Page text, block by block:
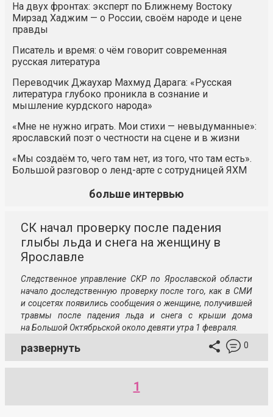
На двух фронтах: эксперт по Ближнему Востоку
Мирзад Хаджим — о России, своём народе и цене
правды
Писатель и время: о чём говорит современная
русская литература
Переводчик Джаухар Махмуд Дарага: «Русская
литература глубоко проникла в сознание и
мышление курдского народа»
«Мне не нужно играть. Мои стихи — невыдуманные»:
ярославский поэт о честности на сцене и в жизни
«Мы создаём то, чего там нет, из того, что там есть».
Большой разговор о ленд-арте с сотрудницей ЯХМ
больше интервью
СК начал проверку после падения
глыбы льда и снега на женщину в
Ярославле
Следственное управление СКР по Ярославской области
начало доследственную проверку после того, как в СМИ
и соцсетях появились сообщения о женщине, получившей
травмы после падения льда и снега с крыши дома
на Большой Октябрьской около девяти утра 1 февраля.
развернуть 0
1